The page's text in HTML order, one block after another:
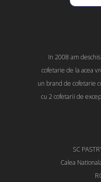
In 2008 am
cofetarie de la acea
un brand de cofetarie
cu 2 cofetarii de
SC
Calea